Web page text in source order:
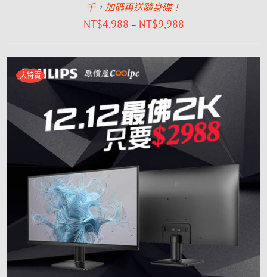
千，加碼再送隨身碟！
NT$4,988 – NT$9,988
大特賣